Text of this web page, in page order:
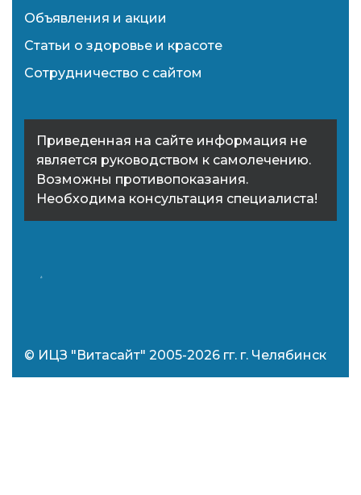
Объявления и акции
Статьи о здоровье и красоте
Сотрудничество с сайтом
Приведенная на сайте информация не
является руководством к самолечению.
Возможны противопоказания.
Необходима консультация специалиста!
© ИЦЗ "Витасайт" 2005-2026 гг. г. Челябинск